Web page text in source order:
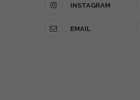
INSTAGRAM
EMAIL